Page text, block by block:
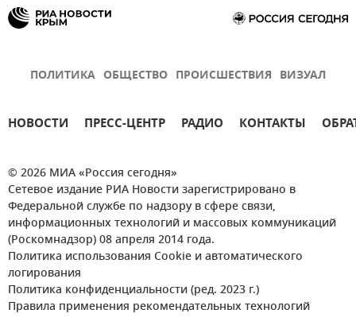
ПОЛИТИКА ОБЩЕСТВО ПРОИСШЕСТВИЯ ВИЗУАЛ
НОВОСТИ ПРЕСС-ЦЕНТР РАДИО КОНТАКТЫ
© 2026 МИА «Россия сегодня»
Сетевое издание РИА Новости зарегистрировано в
Федеральной службе по надзору в сфере связи,
информационных технологий и массовых коммуникаций
(Роскомнадзор) 08 апреля 2014 года.
Политика использования Cookie и автоматического
логирования
Политика конфиденциальности (ред. 2023 г.)
Правила применения рекомендательных технологий